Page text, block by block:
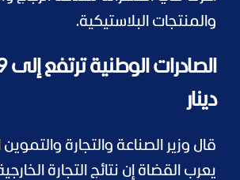
والمنتجات البلاستيكية.
دينار
قال وزير الصناعة والتجارة
يعرب القضاة إن نتائج التجارة